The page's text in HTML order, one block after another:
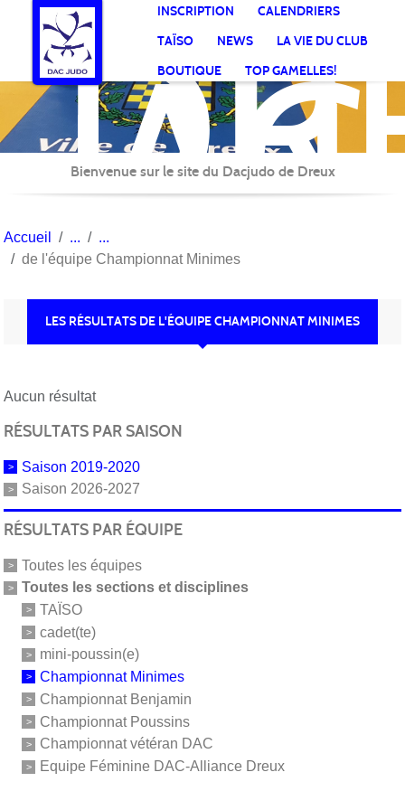
INSCRIPTION
CALENDRIERS
TAÏSO
NEWS
LA VIE DU CLUB
BOUTIQUE
TOP GAMELLES!
AC
Bienvenue sur le site du Dacjudo de Dreux
Accueil
de l'équipe Championnat Minimes
LES RÉSULTATS DE L'ÉQUIPE CHAMPIONNAT MINIMES
Aucun résultat
RÉSULTATS PAR SAISON
Saison 2019-2020
Saison 2026-2027
RÉSULTATS PAR ÉQUIPE
Toutes les équipes
Toutes les sections et disciplines
TAÏSO
cadet(te)
mini-poussin(e)
Championnat Minimes
Championnat Benjamin
Championnat Poussins
Championnat vétéran DAC
Equipe Féminine DAC-Alliance Dreux
Panneau de gestion des cookies